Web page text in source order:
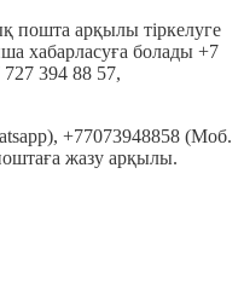
пошта арқылы тіркелуге
хабарласуға болады +7
394 88 57,
+77073948858 (Моб.
жазу арқылы.